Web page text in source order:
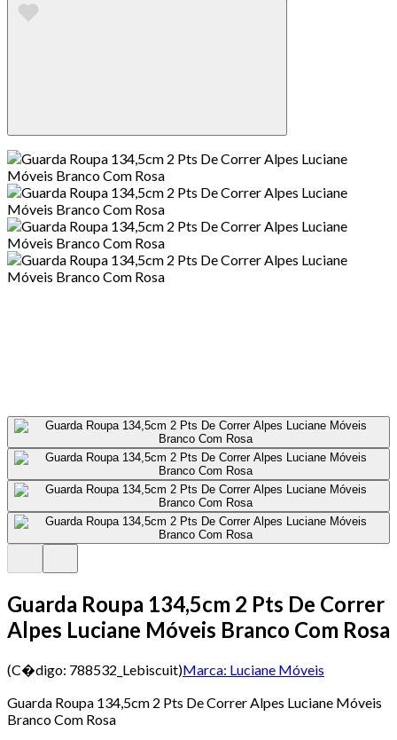
Guarda Roupa 134,5cm 2 Pts De Correr
Alpes Luciane Móveis Branco Com Rosa
(C�digo: 788532_Lebiscuit)Marca: Luciane Móveis
Guarda Roupa 134,5cm 2 Pts De Correr Alpes Luciane Móveis
Branco Com Rosa